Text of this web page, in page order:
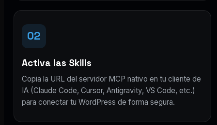
02
Activa las Skills
Copia la URL del servidor MCP nativo en tu cliente de
IA (Claude Code, Cursor, Antigravity, VS Code, etc.)
para conectar tu WordPress de forma segura.